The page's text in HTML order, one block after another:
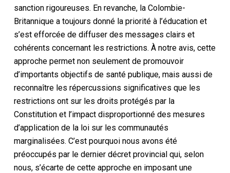
sanction rigoureuses. En revanche, la Colombie-
Britannique a toujours donné la priorité à l’éducation et
s’est efforcée de diffuser des messages clairs et
cohérents concernant les restrictions. À notre avis, cette
approche permet non seulement de promouvoir
d’importants objectifs de santé publique, mais aussi de
reconnaître les répercussions significatives que les
restrictions ont sur les droits protégés par la
Constitution et l’impact disproportionné des mesures
d’application de la loi sur les communautés
marginalisées. C’est pourquoi nous avons été
préoccupés par le dernier décret provincial qui, selon
nous, s’écarte de cette approche en imposant une